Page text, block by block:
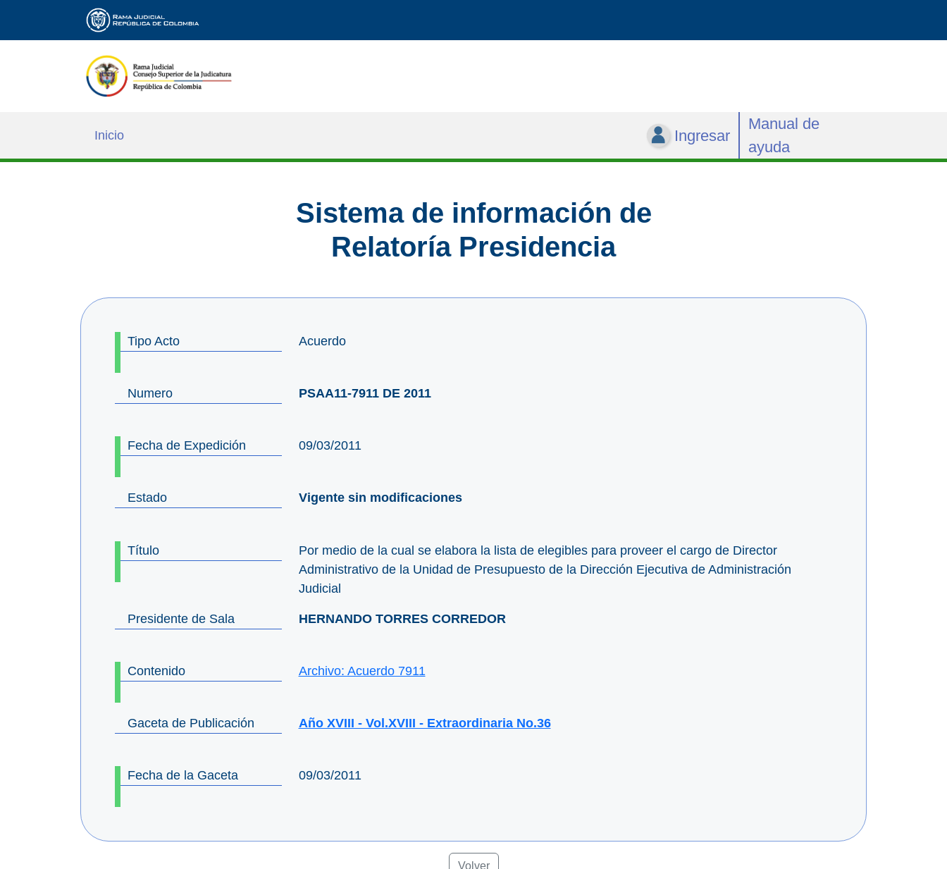
Inicio Ingresar
Manual de
ayuda
Sistema de información de
Relatoría Presidencia
Tipo Acto Acuerdo
Numero PSAA11-7911 DE 2011
Fecha de Expedición 09/03/2011
Estado Vigente sin modificaciones
Título
Por medio de la cual se elabora la lista de elegibles para proveer el cargo de Director
Administrativo de la Unidad de Presupuesto de la Dirección Ejecutiva de Administración
Judicial
Presidente de Sala HERNANDO TORRES CORREDOR
Contenido Archivo: Acuerdo 7911
Gaceta de Publicación Año XVIII - Vol.XVIII - Extraordinaria No.36
Fecha de la Gaceta 09/03/2011
Volver